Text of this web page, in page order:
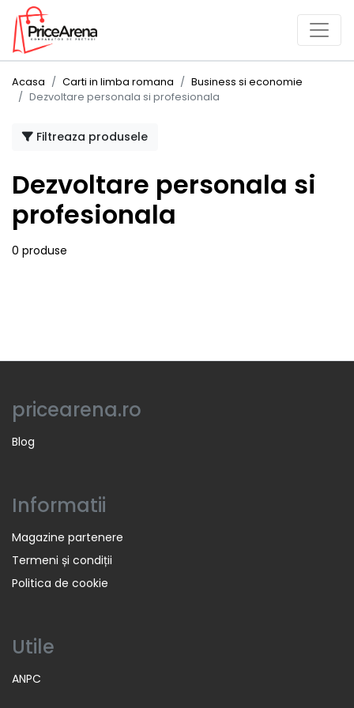
Acasa Carti in limba romana
Business si economie
Dezvoltare personala si profesionala
Filtreaza produsele
Dezvoltare personala si
profesionala
0 produse
pricearena.ro
Blog
Informatii
Magazine partenere
Termeni și condiții
Politica de cookie
Utile
ANPC